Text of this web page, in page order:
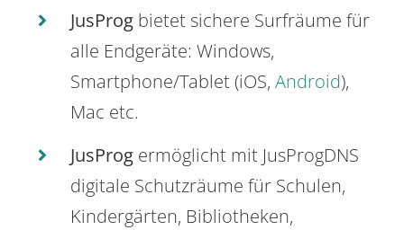
JusProg bietet sichere Surfräume für
alle Endgeräte: Windows,
Smartphone/Tablet (iOS, Android),
Mac etc.
JusProg ermöglicht mit JusProgDNS
digitale Schutzräume für Schulen,
Kindergärten, Bibliotheken,